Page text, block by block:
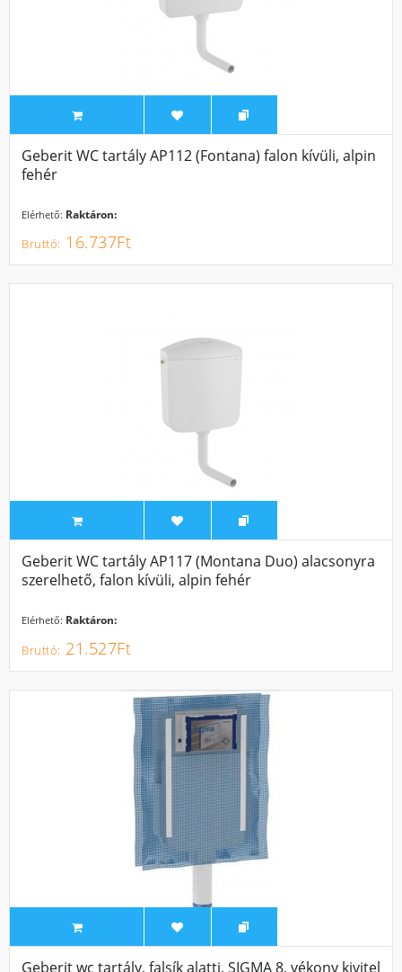
Geberit WC tartály AP112 (Fontana) falon kívüli, alpin
fehér
Elérhető: Raktáron:
16.737Ft
Geberit WC tartály AP117 (Montana Duo) alacsonyra
szerelhető, falon kívüli, alpin fehér
Elérhető: Raktáron:
21.527Ft
Geberit wc tartály, falsík alatti, SIGMA 8, vékony kivitel